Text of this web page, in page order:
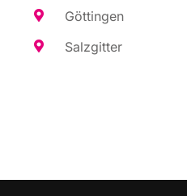
Göt­tin­gen
Salz­git­ter